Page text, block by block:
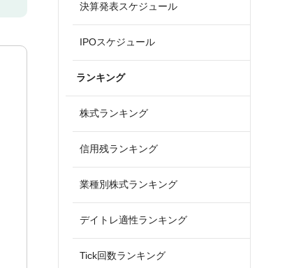
決算発表スケジュール
IPOスケジュール
ランキング
株式ランキング
信用残ランキング
業種別株式ランキング
デイトレ適性ランキング
Tick回数ランキング